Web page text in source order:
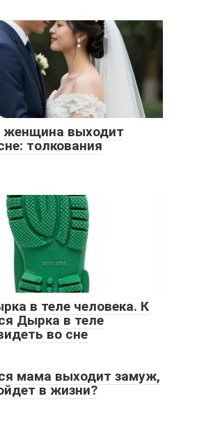
выходит
толкования
в теле человека. К
Дырка в теле
во сне
мама выходит замуж,
в жизни?